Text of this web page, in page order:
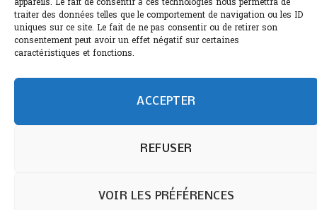
appareils. Le fait de consentir à ces technologies nous permettra de
traiter des données telles que le comportement de navigation ou les ID
uniques sur ce site. Le fait de ne pas consentir ou de retirer son
consentement peut avoir un effet négatif sur certaines
caractéristiques et fonctions.
ACCEPTER
REFUSER
VOIR LES PRÉFÉRENCES
L'abus d'alcool est dangereux pour la santé.
©paris-bistro 2026 Paris-bistro.com est une publication 100%
mail: contact@paris-bistro.com